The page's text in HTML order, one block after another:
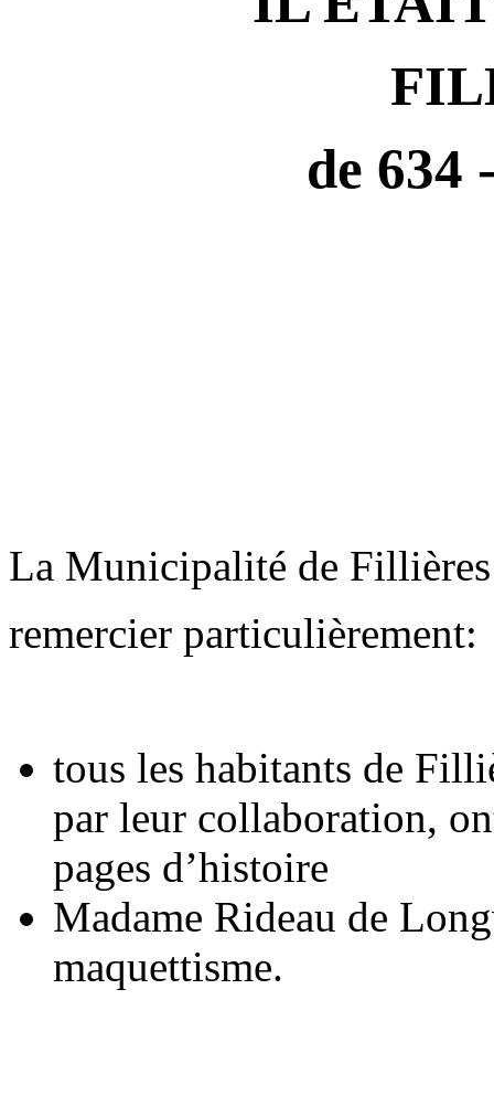
de 634
La Municipalité de Fillières
remercier particulièrement:
tous les habitants de
par leur collaboration,
pages d’histoire
Madame Rideau de
maquettisme.